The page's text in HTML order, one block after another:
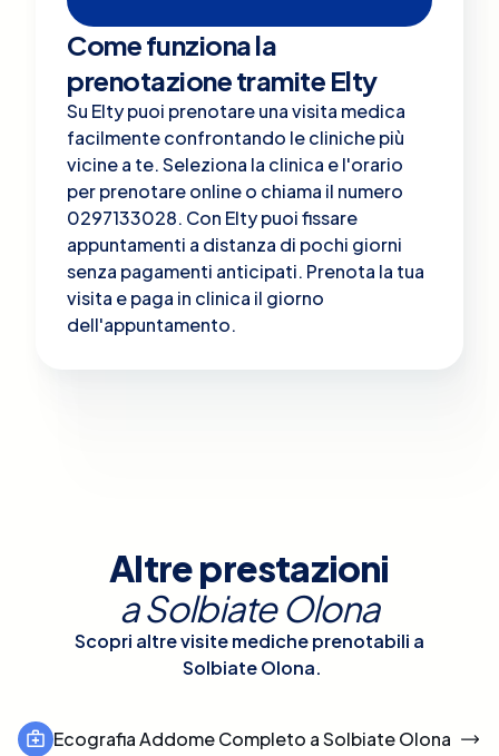
Come funziona la
prenotazione tramite Elty
Su Elty puoi prenotare una visita medica
facilmente confrontando le cliniche più
vicine a te. Seleziona la clinica e l'orario
per prenotare online o chiama il numero
0297133028. Con Elty puoi fissare
appuntamenti a distanza di pochi giorni
senza pagamenti anticipati. Prenota la tua
visita e paga in clinica il giorno
dell'appuntamento.
Altre prestazioni
aSolbiate Olona
Scopri altre visite mediche prenotabili a
Solbiate Olona.
Ecografia Addome Completo a Solbiate Olona